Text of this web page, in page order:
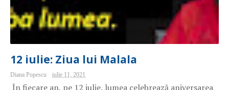
12 iulie: Ziua lui Malala
Diana Popescu iulie 11, 2021
În fiecare an, pe 12 iulie, lumea celebrează aniversarea